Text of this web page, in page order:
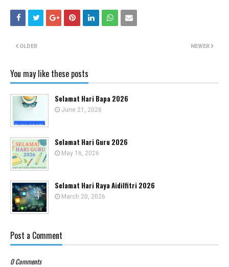
NEWER
OLDER
You may like these posts
Selamat Hari Bapa 2026
June 21, 2026
Selamat Hari Guru 2026
May 16, 2026
Selamat Hari Raya Aidilfitri 2026
March 20, 2026
Post a Comment
0 Comments